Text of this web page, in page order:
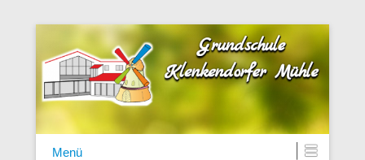
Grundschule Klenkendorfer Mühle
Menü